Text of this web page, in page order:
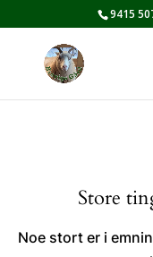
9415
Store
Noe stort er i